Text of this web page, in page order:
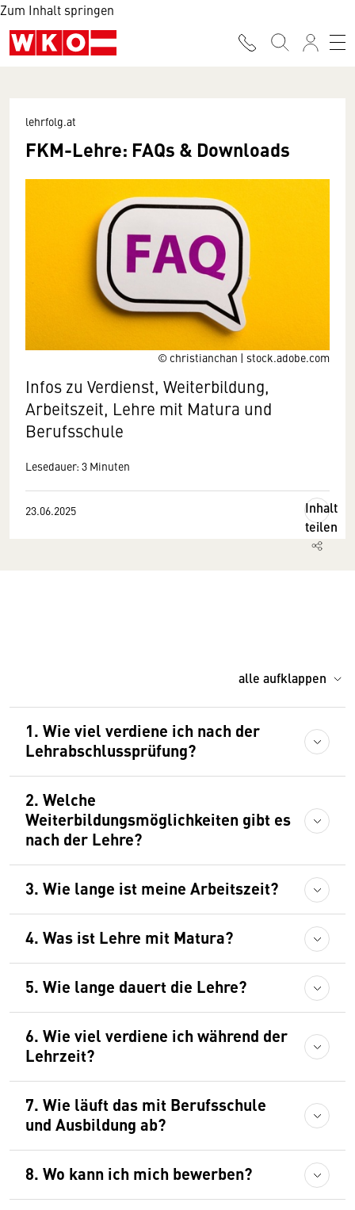
Zum Inhalt springen
© christianchan | stock.adobe.com
lehrfolg.at
FKM-Lehre: FAQs & Downloads
Infos zu Verdienst, Weiterbildung,
Arbeitszeit, Lehre mit Matura und
Berufsschule
Lesedauer: 3 Minuten
23.06.2025
Inhalt
teilen
alle aufklappen
1. Wie viel verdiene ich nach der
Lehrabschlussprüfung?
2. Welche
Weiterbildungsmöglichkeiten gibt es
nach der Lehre?
3. Wie lange ist meine Arbeitszeit?
4. Was ist Lehre mit Matura?
5. Wie lange dauert die Lehre?
6. Wie viel verdiene ich während der
Lehrzeit?
7. Wie läuft das mit Berufsschule
und Ausbildung ab?
8. Wo kann ich mich bewerben?